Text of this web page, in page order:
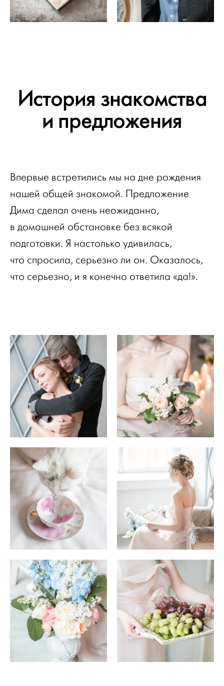
История знакомства
и предложения
Впервые встретились мы на дне рождения
нашей общей знакомой. Предложение
Дима сделал очень неожиданно,
в домашней обстановке без всякой
подготовки. Я настолько удивилась,
что спросила, серьезно ли он. Оказалось,
что серьезно, и я конечно ответила «да!».